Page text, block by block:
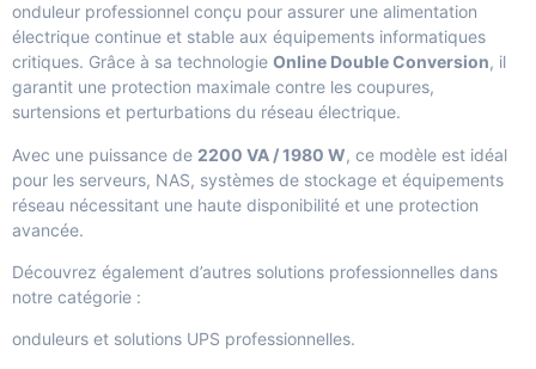
onduleur professionnel conçu pour assurer une alimentation
électrique continue et stable aux équipements informatiques
critiques. Grâce à sa technologie Online Double Conversion, il
garantit une protection maximale contre les coupures,
surtensions et perturbations du réseau électrique.
Avec une puissance de 2200 VA / 1980 W, ce modèle est idéal
pour les serveurs, NAS, systèmes de stockage et équipements
réseau nécessitant une haute disponibilité et une protection
avancée.
Découvrez également d’autres solutions professionnelles dans
notre catégorie :
onduleurs et solutions UPS professionnelles.